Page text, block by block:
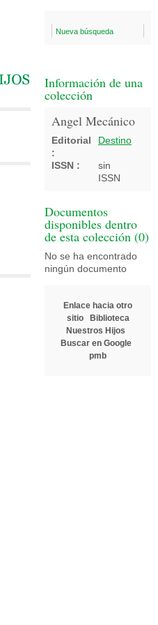
Nueva búsqueda
Información de una
colección
Angel Mecánico
Editorial
:
Destino
ISSN :
sin
ISSN
Documentos
disponibles dentro
de esta colección (0)
No se ha encontrado
ningún documento
Enlace hacia otro
sitio
Biblioteca
Nuestros Hijos
Buscar en Google
pmb